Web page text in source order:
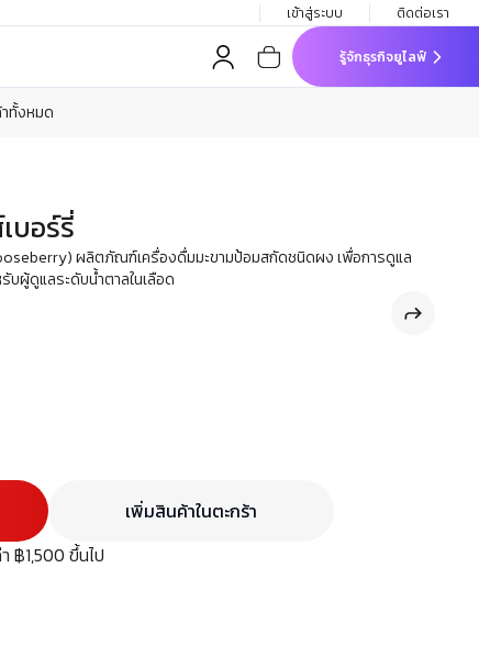
เข้าสู่ระบบ ติดต่อเรา
รู้จักธุรกิจยูไลฟ์
ทั้งหมด
บอร์รี่
ผลิตภัณฑ์เครื่องดื่มมะขามป้อมสกัดชนิดผง เพื่อการดูแล
บผู้ดูแลระดับน้ำตาลในเลือด
เพิ่มสินค้าในตะกร้า
฿1,500 ขึ้นไป